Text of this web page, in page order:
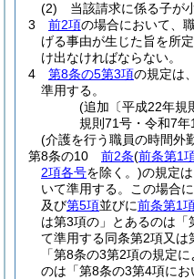
(2)
当該請求に係る子が
3
前2項の場合において、
げる事由が生じた旨を所
け出なければならない。
4
第8条の5第3項の規定は、
準用する。
(追加〔平成22年規
規則71号・令和7年
(介護を行う職員の時間外
第8条の10
前2条(前条第1
2項各号を除く。)の規定
いて準用する。
この場合に
及び第5項並びに前条第1
は第3項の」とあるのは「
て準用する同条第2項又は
「第8条の3第2項の規定
のは「第8条の3第4項に